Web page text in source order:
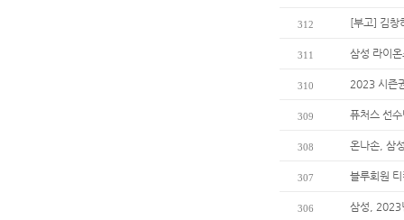
312 [부고] 김창
311 삼성 라이
310 2023 시즌
309 퓨처스 선
308 온나손, 삼
307 블루회원
306 삼성, 2023